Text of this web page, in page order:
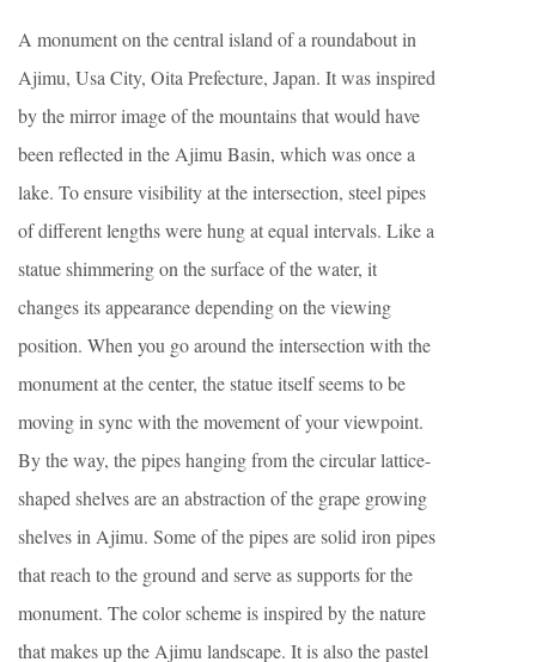
A monument on the central island of a roundabout in
Ajimu, Usa City, Oita Prefecture, Japan. It was inspired
by the mirror image of the mountains that would have
been reflected in the Ajimu Basin, which was once a
lake. To ensure visibility at the intersection, steel pipes
of different lengths were hung at equal intervals. Like a
statue shimmering on the surface of the water, it
changes its appearance depending on the viewing
position. When you go around the intersection with the
monument at the center, the statue itself seems to be
moving in sync with the movement of your viewpoint.
By the way, the pipes hanging from the circular lattice-
shaped shelves are an abstraction of the grape growing
shelves in Ajimu. Some of the pipes are solid iron pipes
that reach to the ground and serve as supports for the
monument. The color scheme is inspired by the nature
that makes up the Ajimu landscape. It is also the pastel